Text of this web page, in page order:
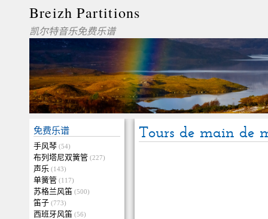
Breizh Partitions
凯尔特音乐免费乐谱
免费乐谱
手风琴 (54)
布列塔尼双簧管 (227)
声乐 (143)
单簧管 (117)
苏格兰风笛 (500)
笛子 (773)
西班牙风笛 (56)
Tours de main de